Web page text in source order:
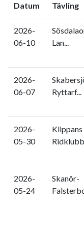
Datum Tävling
2026-
06-10
Lan...
2026-
06-07
Ryttarf...
2026-
05-30
Klippans
Ridklubb
2026-
05-24
Skanör-